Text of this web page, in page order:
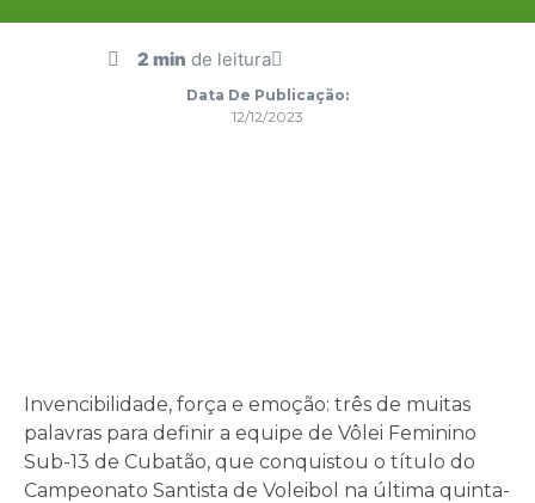
2 min de leitura
Data De Publicação:
12/12/2023
Invencibilidade, força e emoção: três de muitas
palavras para definir a equipe de Vôlei Feminino
Sub-13 de Cubatão, que conquistou o título do
Campeonato Santista de Voleibol na última quinta-